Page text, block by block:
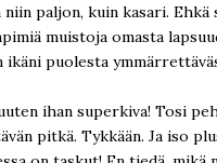
niin paljon, kuin kasari. Ehkä
muistoja omasta
ikäni puolesta
ihan superkiva! Tosi
pitkä. Tykkään. Ja iso